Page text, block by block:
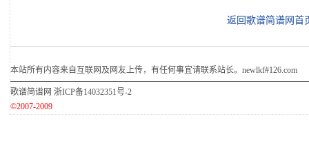
返回歌谱简谱网首
本站所有内容来自互联网及网友上传，有任何事宜请联系站长。newlkf#126.com
歌谱简谱网 浙ICP备14032351号-2
©2007-2009